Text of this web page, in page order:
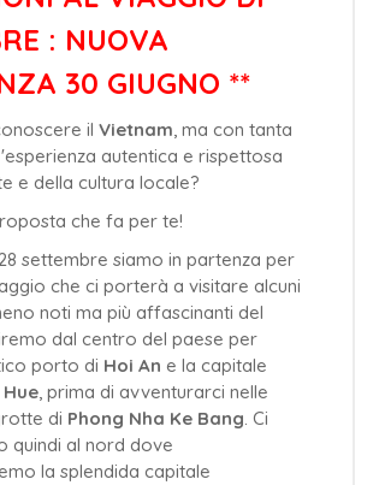
: NUOVA
30 GIUGNO **
il Vietnam, ma con tanta
autentica e rispettosa
e della cultura locale?
che fa per te!
settembre siamo in partenza per
che ci porterà a visitare alcuni
noti ma più affascinanti del
dal centro del paese per
porto di Hoi An e la capitale
Hue, prima di avventurarci nelle
di Phong Nha Ke Bang. Ci
quindi al nord dove
la splendida capitale